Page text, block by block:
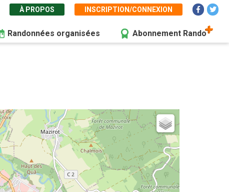
À PROPOS INSCRIPTION/CONNEXION
Randonnées organisées Abonnement Rando